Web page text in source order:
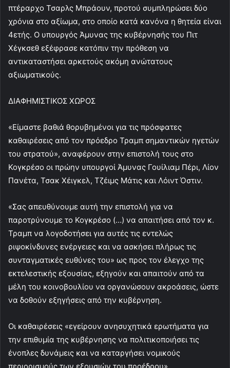
πτέραρχο Τσαρλς Μπράουν, προτού συμπληρώσει δύο
χρόνια στο αξίωμα, στο οποίο κατά κανόνα η θητεία είναι
4ετής. Ο υπουργός Άμυνας της κυβέρνησής του Πιτ
Χέγκσεθ εξέφρασε κατόπιν την πρόθεση να
αντικαταστήσει αρκετούς ακόμη ανώτατους
αξιωματικούς.
ΔΙΑΦΗΜΙΣΤΙΚΟΣ ΧΩΡΟΣ
«Είμαστε βαθιά θορυβημένοι για τις πρόσφατες
καθαιρέσεις από τον πρόεδρο Τραμπ σημαντικών ηγετών
του στρατού», αναφέρουν στην επιστολή τους στο
Κογκρέσο οι πρώην υπουργοί Άμυνας Γουίλιαμ Πέρι, Λίον
Πανέτα, Τσακ Χέιγκελ, Τζέιμς Μάτις και Λόιντ Όστιν.
«Σας απευθύνουμε αυτή την επιστολή για να
παροτρύνουμε το Κογκρέσο (…) να απαιτήσει από τον κ.
Τραμπ να λογοδοτήσει για αυτές τις εντελώς
ριψοκίνδυνες ενέργειες και να ασκήσει πλήρως τις
συνταγματικές ευθύνες του» ως προς τον έλεγχο της
εκτελεστικής εξουσίας, εξηγούν και απαιτούν από τα
μέλη του κοινοβουλίου να οργανώσουν ακροάσεις, ώστε
να δοθούν εξηγήσεις από την κυβέρνηση.
Οι καθαιρέσεις «εγείρουν ανησυχητικά ερωτήματα για
την επιθυμία της κυβέρνησης να πολιτικοποιήσει τις
ένοπλες δυνάμεις και να καταργήσει νομικούς